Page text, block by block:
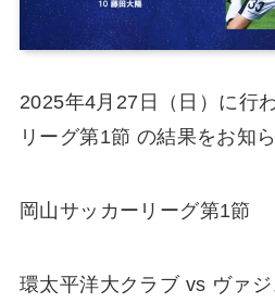
2025年4月27日（日）に行
リーグ第1節 の結果をお知
岡山サッカーリーグ第1節
環太平洋大クラブ vs ヴァジ